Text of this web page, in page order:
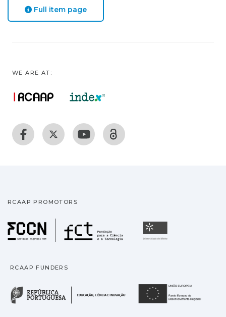
Full item page
WE ARE AT:
RCAAP PROMOTORS
Fundação para a
RCAAP FUNDERS
República Portuguesa